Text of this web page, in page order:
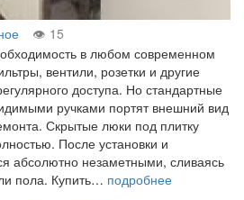
15
в любом современном
вентили, розетки и другие
доступа. Но стандартные
ручками портят внешний вид
Скрытые люки под плитку
После установки и
абсолютно незаметными, сливаясь
пола. Купить… подробнее